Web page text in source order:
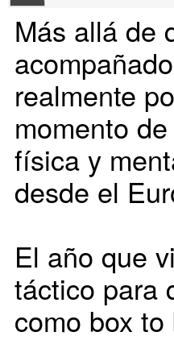
Más allá de
realmente
momento
física y
desde el
El año que
táctico para
como box to